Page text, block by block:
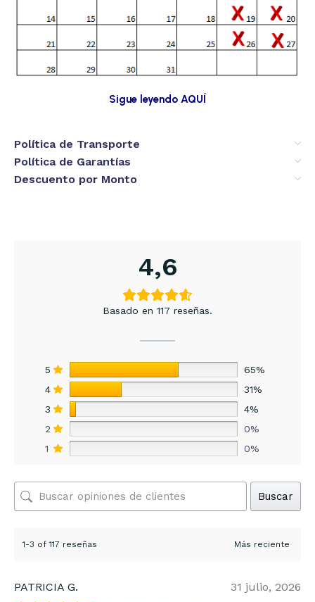
Sigue leyendo AQUÍ
Política de Transporte
Política de Garantías
Descuento por Monto
4,6
Basado en 117 reseñas.
5
65%
4
31%
3
4%
2
0%
1
0%
Buscar
1-3 of 117 reseñas
PATRICIA G. 31 julio, 2026